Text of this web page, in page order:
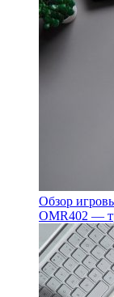
Обзор
OMR402 —